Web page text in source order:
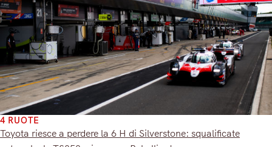
4 RUOTE
Toyota riesce a perdere la 6 H di Silverstone: squalificate